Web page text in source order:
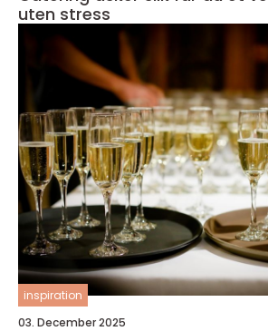
uten stress
inspiration
03. December 2025